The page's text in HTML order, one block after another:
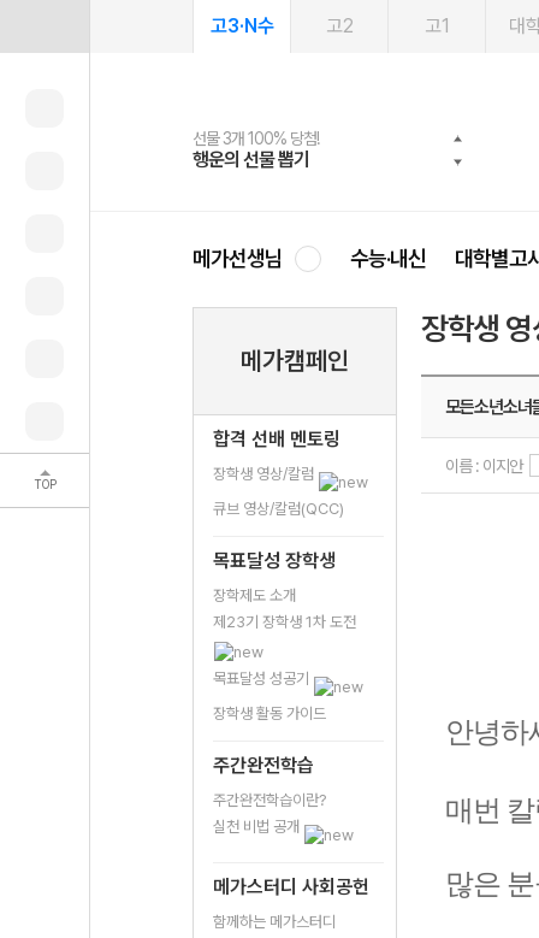
TOP
고3·N수 고2 고1 대
선물 3개 100% 당첨!
행운의 선물 뽑기
선물 100% 증정!
메가스터디 X 올리브
여름방학 스터디 캐시백
메가런 썸머스쿨
2027 러셀 단과
강사 공개선발
스마트러닝앱
설문 EVENT
메가패스
3일 무료 체험권
메가패스 수강생 무료혜택!
메가클럽 멤버십
사회공헌 캠페인
희망이룸 메가나눔
메가선생님 수능·내신 대학별고
메가캠페인
합격 선배 멘토링
장학생 영상/칼럼
큐브 영상/칼럼(QCC)
목표달성 장학생
장학제도 소개
제23기 장학생 1차 도전
목표달성 성공기
장학생 활동 가이드
주간완전학습
주간완전학습이란?
실천 비법 공개
메가스터디 사회공헌
함께하는 메가스터디
장학생
모든소년소녀
이름 : 이지안
안녕하
매번
많은